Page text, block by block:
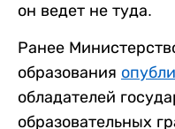
он ведет не туда.
Ранее
образования
обладателей
образовательных